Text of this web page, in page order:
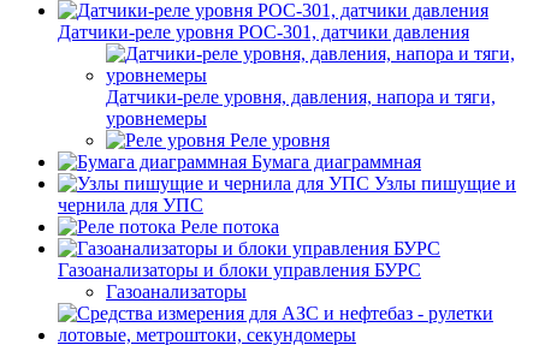
Датчики-реле уровня РОС-301, датчики давления
Датчики-реле уровня, давления, напора и тяги,
уровнемеры
Реле уровня
Бумага диаграммная
Узлы пишущие и
чернила для УПС
Реле потока
Газоанализаторы и блоки управления БУРС
Газоанализаторы